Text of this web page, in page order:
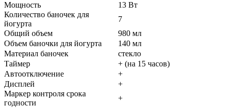
Мощность
13 Вт
Количество баночек для
йогурта
7
Общий объем
980 мл
Объем баночки для йогурта
140 мл
Материал баночек
стекло
Таймер
+ (на 15 часов)
Автоотключение
+
Дисплей
+
Маркер контроля срока
годности
+